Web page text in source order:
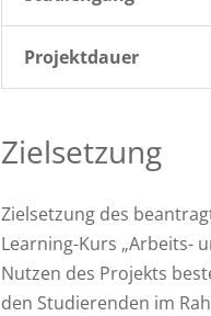
Projektdauer
Zielsetzung
Zielsetzung des
Learning-Kurs „Arbeits-
Nutzen des Projekts
den Studierenden im